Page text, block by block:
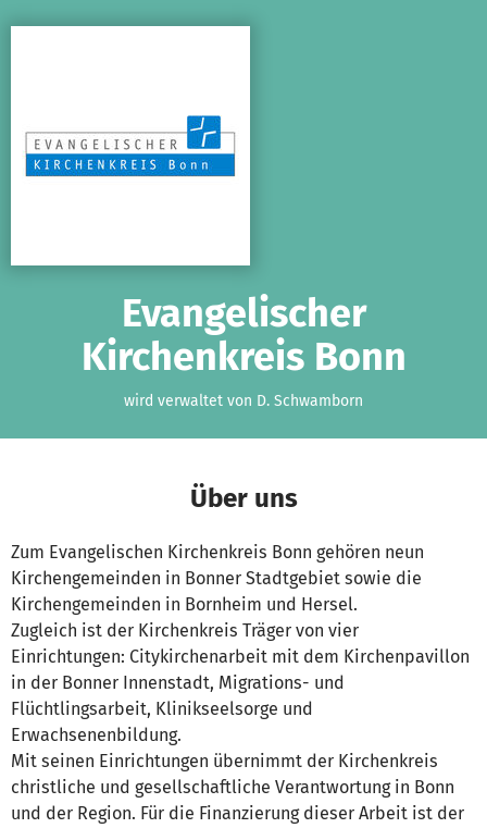
Evangelischer
Kirchenkreis Bonn
wird verwaltet von D. Schwamborn
Über uns
Zum Evangelischen Kirchenkreis Bonn gehören neun
Kirchengemeinden in Bonner Stadtgebiet sowie die
Kirchengemeinden in Bornheim und Hersel.
Zugleich ist der Kirchenkreis Träger von vier
Einrichtungen: Citykirchenarbeit mit dem Kirchenpavillon
in der Bonner Innenstadt, Migrations- und
Flüchtlingsarbeit, Klinikseelsorge und
Erwachsenenbildung.
Mit seinen Einrichtungen übernimmt der Kirchenkreis
christliche und gesellschaftliche Verantwortung in Bonn
und der Region. Für die Finanzierung dieser Arbeit ist der